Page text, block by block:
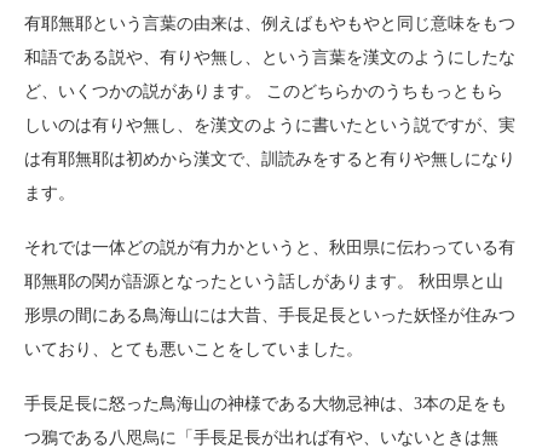
有耶無耶という言葉の由来は、例えばもやもやと同じ意味をもつ
和語である説や、有りや無し、という言葉を漢文のようにしたな
ど、いくつかの説があります。 このどちらかのうちもっともら
しいのは有りや無し、を漢文のように書いたという説ですが、実
は有耶無耶は初めから漢文で、訓読みをすると有りや無しになり
ます。
それでは一体どの説が有力かというと、秋田県に伝わっている有
耶無耶の関が語源となったという話しがあります。 秋田県と山
形県の間にある鳥海山には大昔、手長足長といった妖怪が住みつ
いており、とても悪いことをしていました。
手長足長に怒った鳥海山の神様である大物忌神は、3本の足をも
つ鴉である八咫烏に「手長足長が出れば有や、いないときは無